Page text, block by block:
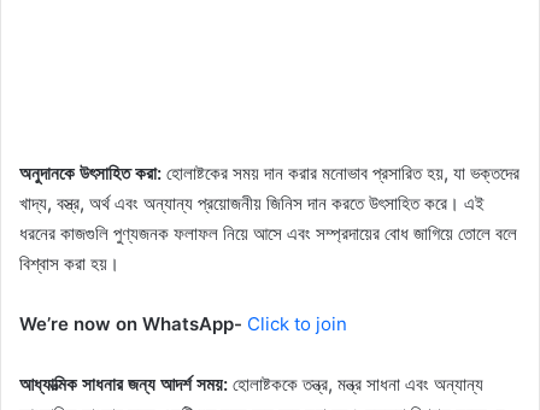
অনুদানকে উৎসাহিত করা: হোলাষ্টকের সময় দান করার মনোভাব প্রসারিত হয়, যা ভক্তদের
খাদ্য, বস্ত্র, অর্থ এবং অন্যান্য প্রয়োজনীয় জিনিস দান করতে উৎসাহিত করে। এই
ধরনের কাজগুলি পুণ্যজনক ফলাফল নিয়ে আসে এবং সম্প্রদায়ের বোধ জাগিয়ে তোলে বলে
বিশ্বাস করা হয়।
We’re now on WhatsApp- Click to join
আধ্যাত্মিক সাধনার জন্য আদর্শ সময়: হোলাষ্টককে তন্ত্র, মন্ত্র সাধনা এবং অন্যান্য